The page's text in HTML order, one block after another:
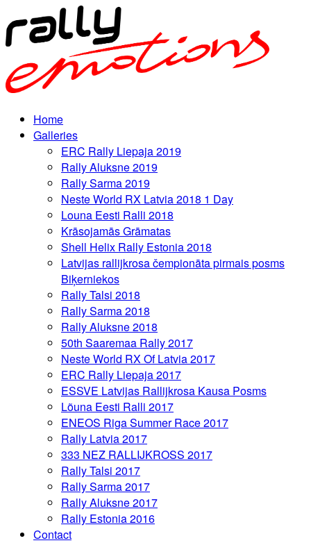
Home
Galleries
ERC Rally Liepaja 2019
Rally Aluksne 2019
Rally Sarma 2019
Neste World RX Latvia 2018 1 Day
Louna Eesti Ralli 2018
Krāsojamās Grāmatas
Shell Helix Rally Estonia 2018
Latvijas rallijkrosa čempionāta pirmais posms
Biķerniekos
Rally Talsi 2018
Rally Sarma 2018
Rally Aluksne 2018
50th Saaremaa Rally 2017
Neste World RX Of Latvia 2017
ERC Rally Liepaja 2017
ESSVE Latvijas Rallijkrosa Kausa Posms
Lõuna Eesti Ralli 2017
ENEOS Riga Summer Race 2017
Rally Latvia 2017
333 NEZ RALLIJKROSS 2017
Rally Talsi 2017
Rally Sarma 2017
Rally Aluksne 2017
Rally Estonia 2016
Contact